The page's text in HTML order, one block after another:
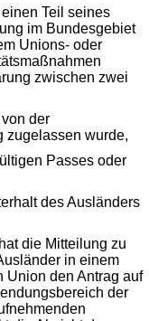
Teil seines
im Bundesgebiet
Unions- oder
zwischen zwei
der
zugelassen wurde,
Passes oder
des Ausländers
die Mitteilung zu
in einem
Union den Antrag auf
der